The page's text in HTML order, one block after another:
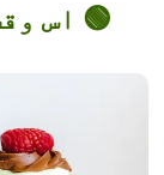
🟢 اس